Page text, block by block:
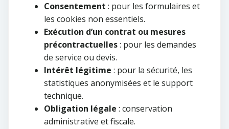
Consentement : pour les formulaires et
les cookies non essentiels.
Exécution d’un contrat ou mesures
précontractuelles: pour les demandes
de service ou devis.
Intérêt légitime : pour la sécurité, les
statistiques anonymisées et le support
technique.
Obligation légale : conservation
administrative et fiscale.